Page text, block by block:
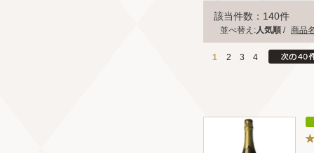
該当件数：140件
並べ替え:人気順 / 商品
1 2 3 4